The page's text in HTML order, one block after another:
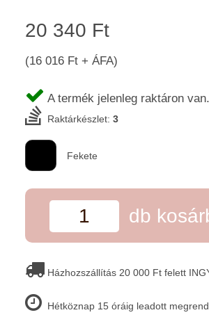
20 340 Ft
(16 016 Ft + ÁFA)
A termék jelenleg raktáron
Raktárkészlet: 3
Fekete
db
Házhozszállítás 20 000 Ft felett
Hétköznap 15 óráig leadott